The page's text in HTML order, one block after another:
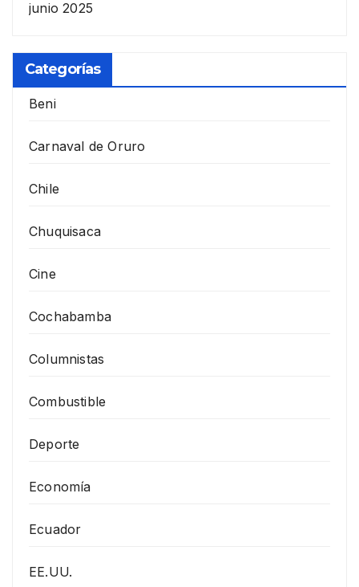
junio 2025
Categorías
Beni
Carnaval de Oruro
Chile
Chuquisaca
Cine
Cochabamba
Columnistas
Combustible
Deporte
Economía
Ecuador
EE.UU.